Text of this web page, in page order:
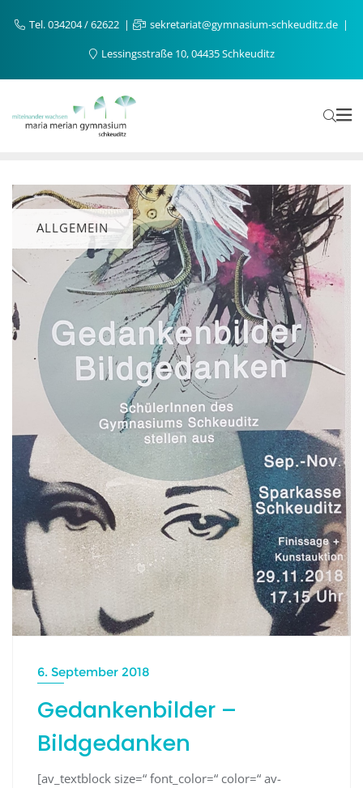
Tel. 034204 / 62622
sekretariat@gymnasium-schkeuditz.de
Lessingsstraße 10, 04435 Schkeuditz
ALLGEMEIN
6. September 2018
Gedankenbilder –
Bildgedanken
[av_textblock size=“ font_color=“ color=“ av-